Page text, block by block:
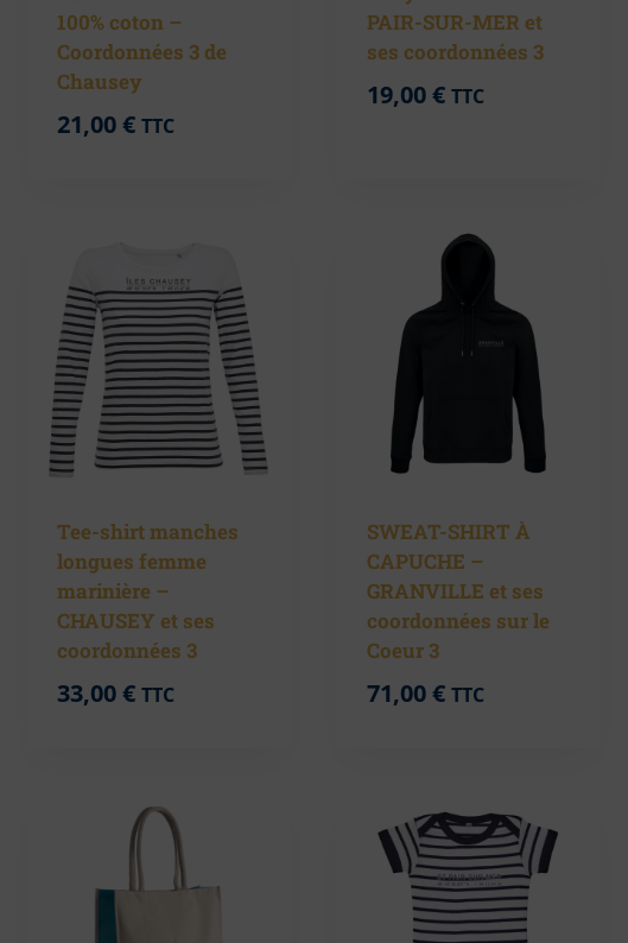
100% coton –
Coordonnées 3 de
Chausey
21,00€ TTC
PAIR-SUR-MER et
ses coordonnées 3
19,00€ TTC
Tee-shirt manches
longues femme
marinière –
CHAUSEY et ses
coordonnées 3
33,00€ TTC
SWEAT-SHIRT À
CAPUCHE –
GRANVILLE et ses
coordonnées sur le
Coeur 3
71,00€ TTC